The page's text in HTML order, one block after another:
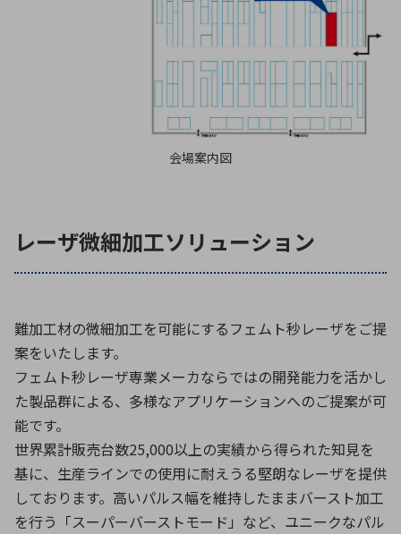
会場案内図
レーザ微細加工ソリューション
難加工材の微細加工を可能にするフェムト秒レーザをご提
案をいたします。
フェムト秒レーザ専業メーカならではの開発能力を活かし
た製品群による、多様なアプリケーションへのご提案が可
能です。
世界累計販売台数25,000以上の実績から得られた知見を
基に、生産ラインでの使用に耐えうる堅朗なレーザを提供
しております。高いパルス幅を維持したままバースト加工
を行う「スーパーバーストモード」など、ユニークなパル